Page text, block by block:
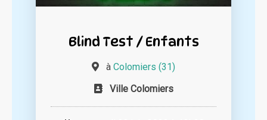
Blind Test / Enfants
à Colomiers (31)
Ville Colomiers